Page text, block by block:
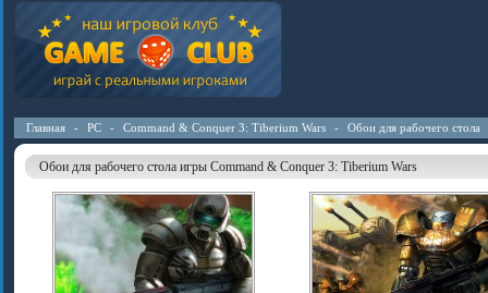
Главная - PC - Command & Conquer 3: Tiberium Wars - Обои для рабочего стола
Обои для рабочего стола игры Command & Conquer 3: Tiberium Wars